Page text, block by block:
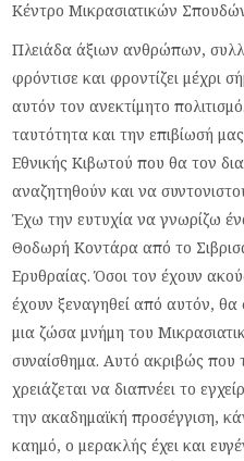
Κέντρο Μικρασιατικών
Πλειάδα άξιων ανθρώπων,
φρόντισε και φροντίζει μέχρι
αυτόν τον ανεκτίμητο
ταυτότητα και την επιβίωσή
Εθνικής Κιβωτού που θα τον
αναζητηθούν και να
Έχω την ευτυχία να γνωρίζω
Θοδωρή Κοντάρα από το
Ερυθραίας. Όσοι τον έχουν
έχουν ξεναγηθεί από αυτόν, θα
μια ζώσα μνήμη του
συναίσθημα. Αυτό ακριβώς που
χρειάζεται να διαπνέει το
την ακαδημαϊκή προσέγγιση,
καημό, ο μερακλής έχει και